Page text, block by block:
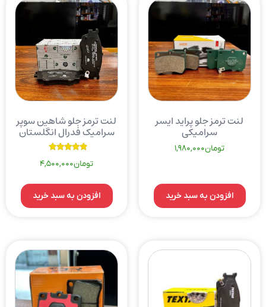
لنت ترمز جلو پراید ایسر
سرامیکی
تومان1,980,000
افزودن به سبد خرید
لنت ترمز جلو شاهین سوپر
سرامیک فدرال انگلستان
5.00تومان4,500,000
افزودن به سبد خرید